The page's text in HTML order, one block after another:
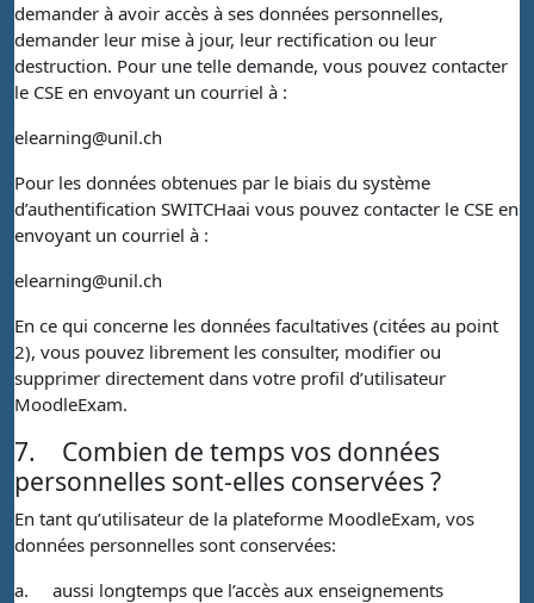
demander à avoir accès à ses données personnelles,
demander leur mise à jour, leur rectification ou leur
destruction. Pour une telle demande, vous pouvez contacter
le CSE en envoyant un courriel à :
elearning@unil.ch
Pour les données obtenues par le biais du système
d’authentification SWITCHaai vous pouvez contacter le CSE en
envoyant un courriel à :
elearning@unil.ch
En ce qui concerne les données facultatives (citées au point
2), vous pouvez librement les consulter, modifier ou
supprimer directement dans votre profil d’utilisateur
MoodleExam.
7.
Combien de temps vos données
personnelles sont-elles conservées ?
En tant qu’utilisateur de la plateforme MoodleExam, vos
données personnelles sont conservées:
a.
aussi longtemps que l’accès aux enseignements